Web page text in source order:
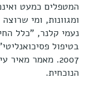
המטפלים כמעט
ומגוונות, ומי
נעמי קלנר, "כלל
2007. מאמר
הנוכחית.